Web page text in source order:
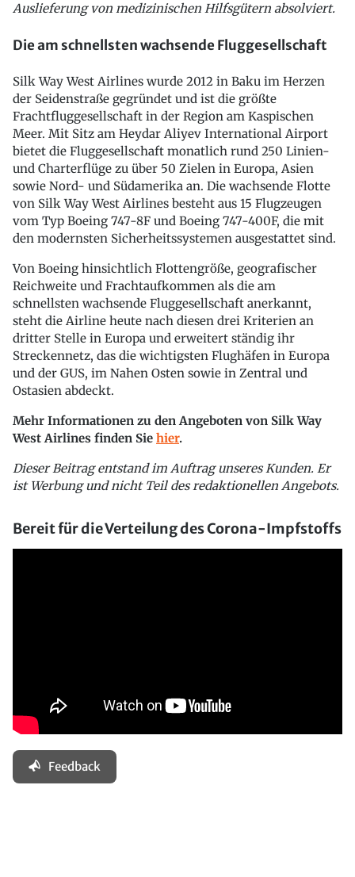
Auslieferung von medizinischen Hilfsgütern absolviert.
Die am schnellsten wachsende Fluggesellschaft
Silk Way West Airlines wurde 2012 in Baku im Herzen
der Seidenstraße gegründet und ist die größte
Frachtfluggesellschaft in der Region am Kaspischen
Meer. Mit Sitz am Heydar Aliyev International Airport
bietet die Fluggesellschaft monatlich rund 250 Linien-
und Charterflüge zu über 50 Zielen in Europa, Asien
sowie Nord- und Südamerika an. Die wachsende Flotte
von Silk Way West Airlines besteht aus 15 Flugzeugen
vom Typ Boeing 747-8F und Boeing 747-400F, die mit
den modernsten Sicherheitssystemen ausgestattet sind.
Von Boeing hinsichtlich Flottengröße, geografischer
Reichweite und Frachtaufkommen als die am
schnellsten wachsende Fluggesellschaft anerkannt,
steht die Airline heute nach diesen drei Kriterien an
dritter Stelle in Europa und erweitert ständig ihr
Streckennetz, das die wichtigsten Flughäfen in Europa
und der GUS, im Nahen Osten sowie in Zentral und
Ostasien abdeckt.
Mehr Informationen zu den Angeboten von Silk Way
West Airlines finden Sie hier.
Dieser Beitrag entstand im Auftrag unseres Kunden. Er
ist Werbung und nicht Teil des redaktionellen Angebots.
Bereit für die Verteilung des Corona-Impfstoffs
Feedback